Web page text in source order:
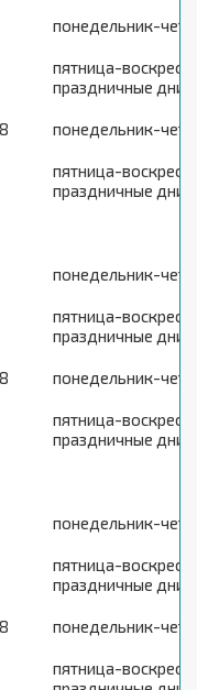
понедельник-
пятница-
праздничные дни
понедельник-
пятница-
праздничные дни
понедельник-
пятница-
праздничные дни
понедельник-
пятница-
праздничные дни
понедельник-
пятница-
праздничные дни
понедельник-
пятница-